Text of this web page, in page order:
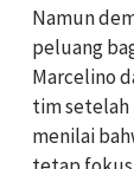
Namun
peluang
Marcelino
tim setelah
menilai